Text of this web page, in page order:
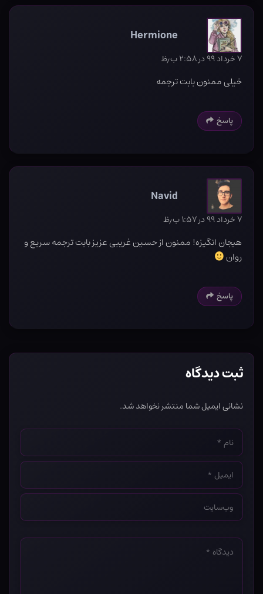
Hermione
۷ خرداد ۹۹ در ۲:۵۸ ب٫ظ
خیلی ممنون بابت ترجمه
پاسخ
Navid
۷ خرداد ۹۹ در ۱:۵۷ ب٫ظ
هیجان انگیزه! ممنون از حسین غریبی عزیز بابت ترجمه سریع و
روان
پاسخ
ثبت دیدگاه
نشانی ایمیل شما منتشر نخواهد شد.
نام
*
ایمیل
*
وب‌سایت
*
دیدگاه